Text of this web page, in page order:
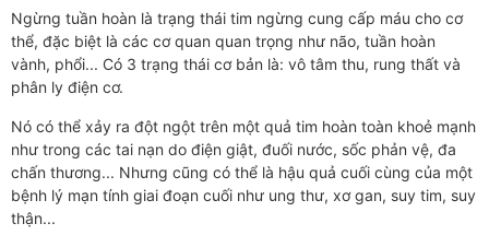
Ngừng tuần hoàn là trạng thái tim ngừng cung cấp máu cho cơ
thể, đặc biệt là các cơ quan quan trọng như não, tuần hoàn
vành, phổi... Có 3 trạng thái cơ bản là: vô tâm thu, rung thất và
phân ly điện cơ.
Nó có thể xảy ra đột ngột trên một quả tim hoàn toàn khoẻ mạnh
như trong các tai nạn do điện giật, đuối nước, sốc phản vệ, đa
chấn thương... Nhưng cũng có thể là hậu quả cuối cùng của một
bệnh lý mạn tính giai đoạn cuối như ung thư, xơ gan, suy tim, suy
thận...